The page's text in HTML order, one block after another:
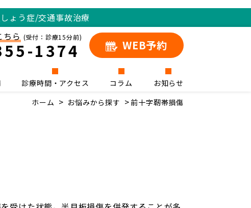
ょう症/交通事故治療
ちら (受付：診療15分前)
1374 WEB予約
診療時間・アクセス コラム
お知らせ
ホーム
お悩みから探す 前十字靭帯損傷